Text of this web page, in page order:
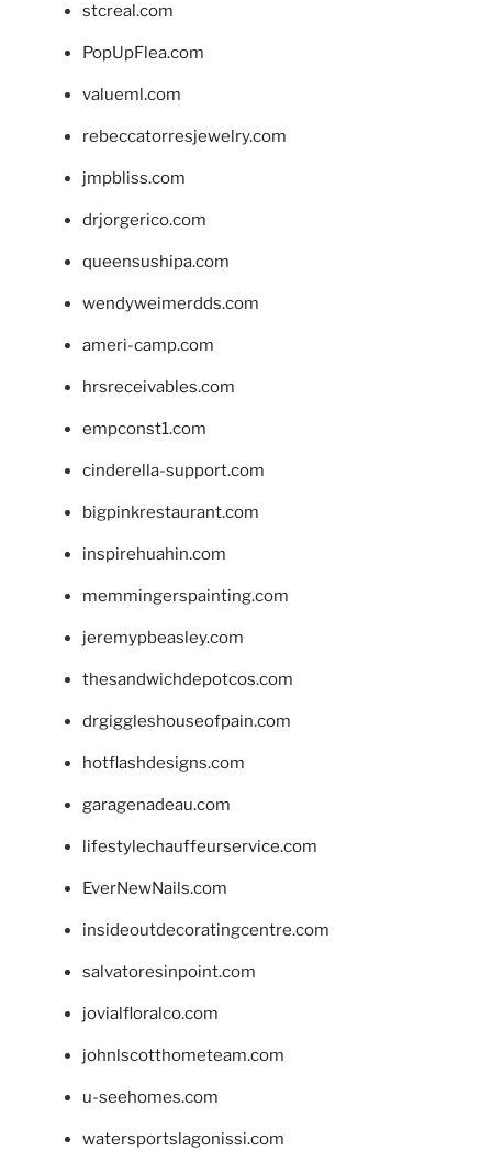
stcreal.com
PopUpFlea.com
valueml.com
rebeccatorresjewelry.com
jmpbliss.com
drjorgerico.com
queensushipa.com
wendyweimerdds.com
ameri-camp.com
hrsreceivables.com
empconst1.com
cinderella-support.com
bigpinkrestaurant.com
inspirehuahin.com
memmingerspainting.com
jeremypbeasley.com
thesandwichdepotcos.com
drgiggleshouseofpain.com
hotflashdesigns.com
garagenadeau.com
lifestylechauffeurservice.com
EverNewNails.com
insideoutdecoratingcentre.com
salvatoresinpoint.com
jovialfloralco.com
johnlscotthometeam.com
u-seehomes.com
watersportslagonissi.com